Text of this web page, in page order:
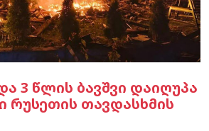
3 წლის ბავშვი დაიღუპა
რუსეთის თავდასხმის